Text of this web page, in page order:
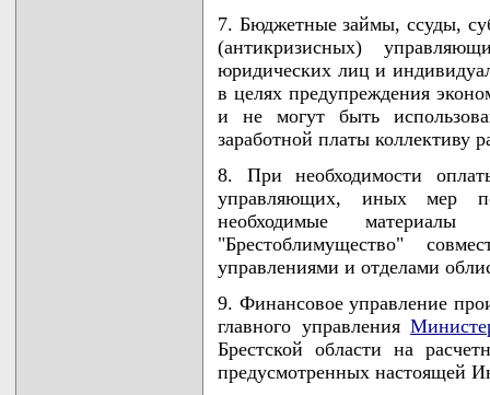
7. Бюджетные займы, ссуды,
(антикризисных)
юридических лиц и
в целях предупреждения
и не могут быть
заработной платы коллективу
8. При необходимости
управляющих, иных мер по
необходимые
"Брестоблимущество"
управлениями и отделами
9. Финансовое управление
главного управления
Брестской области на
предусмотренных настоящей